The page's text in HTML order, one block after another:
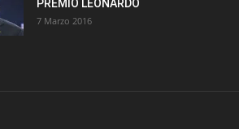
PREMIO LEONARDO
7 Marzo 2016